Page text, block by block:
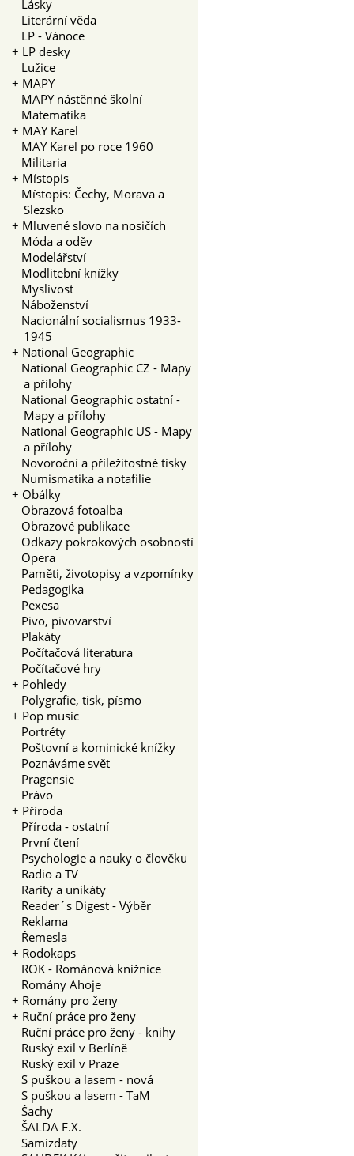
Lásky
Literární věda
LP - Vánoce
+ LP desky
Lužice
+ MAPY
MAPY nástěnné školní
Matematika
+ MAY Karel
MAY Karel po roce 1960
Militaria
+ Místopis
Místopis: Čechy, Morava a
Slezsko
+ Mluvené slovo na nosičích
Móda a oděv
Modelářství
Modlitební knížky
Myslivost
Náboženství
Nacionální socialismus 1933-
1945
+ National Geographic
National Geographic CZ - Mapy
a přílohy
National Geographic ostatní -
Mapy a přílohy
National Geographic US - Mapy
a přílohy
Novoroční a příležitostné tisky
Numismatika a notafilie
+ Obálky
Obrazová fotoalba
Obrazové publikace
Odkazy pokrokových osobností
Opera
Paměti, životopisy a vzpomínky
Pedagogika
Pexesa
Pivo, pivovarství
Plakáty
Počítačová literatura
Počítačové hry
+ Pohledy
Polygrafie, tisk, písmo
+ Pop music
Portréty
Poštovní a kominické knížky
Poznáváme svět
Pragensie
Právo
+ Příroda
Příroda - ostatní
První čtení
Psychologie a nauky o člověku
Radio a TV
Rarity a unikáty
Reader´s Digest - Výběr
Reklama
Řemesla
+ Rodokaps
ROK - Románová knižnice
Romány Ahoje
+ Romány pro ženy
+ Ruční práce pro ženy
Ruční práce pro ženy - knihy
Ruský exil v Berlíně
Ruský exil v Praze
S puškou a lasem - nová
S puškou a lasem - TaM
Šachy
ŠALDA F.X.
Samizdaty